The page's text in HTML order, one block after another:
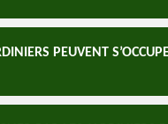
PEUVENT